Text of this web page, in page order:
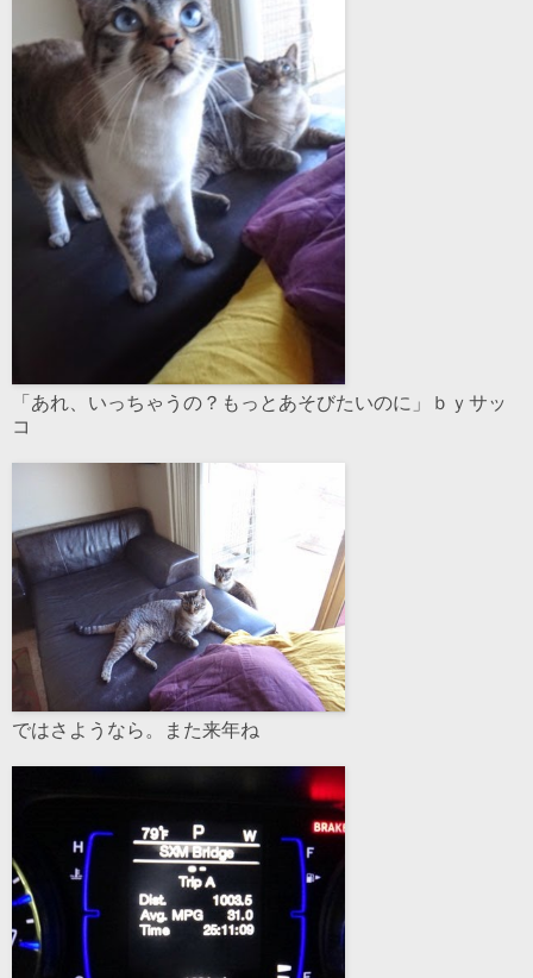
「あれ、いっちゃうの？もっとあそびたいのに」ｂｙサッ
コ
ではさようなら。また来年ね